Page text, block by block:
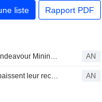
liste Rapport PDF
RBC abaisse Endeavour Mining ; JPM relève easyJet AN
Citi et Exane abaissent leur recommandation sur HSBC ; LBBW dégrade Vodafone AN